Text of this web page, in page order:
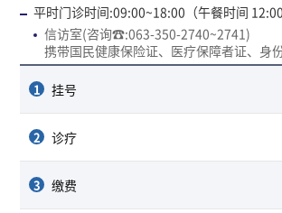
平时门诊时间:09:00~18:00（午餐时间
信访室(咨询☎:063-350-2740~2741)
携带国民健康保险证、医疗保障者证、身
1 挂号
2 诊疗
3 缴费